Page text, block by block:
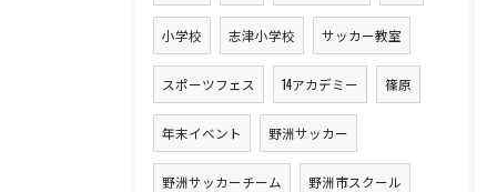
小学校 志津小学校 サッカー教室
スポーツフェス 14アカデミー 篠原
年末イベント 野洲サッカー
野洲サッカーチーム 野洲市スクール